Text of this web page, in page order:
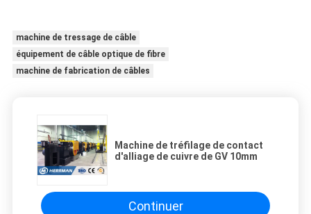
machine de tressage de câble
équipement de câble optique de fibre
machine de fabrication de câbles
Machine de tréfilage de contact
d'alliage de cuivre de GV 10mm
Continuer